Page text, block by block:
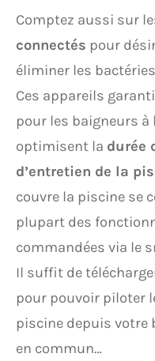
Comptez aussi sur
connectés pour
éliminer les
Ces appareils
pour les baigneurs à
optimisent la durée
d’entretien de la
couvre la piscine se
plupart des
commandées via le
Il suffit de
pour pouvoir piloter
piscine depuis votre
en commun…